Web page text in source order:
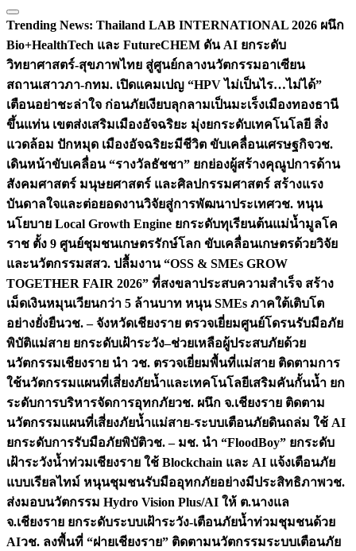
Trending News: Thailand LAB INTERNATIONAL 2026 ผนึก
Bio+HealthTech และ FutureCHEM ดัน AI ยกระดับ
วิทยาศาสตร์-สุขภาพไทย สู่ศูนย์กลางนวัตกรรมอาเซียน
สถานเสาวภา-กทม. เปิดแคมเปญ “HPV ไม่เป็นไร…ไม่ได้”
เตือนอย่าชะล่าใจ ก่อนภัยเงียบลุกลามเป็นมะเร็งเมืองทองธานี
ขึ้นแท่น เขตส่งเสริมเมืองอัจฉริยะ มุ่งยกระดับเทคโนโลยี สิ่ง
แวดล้อม ปักหมุด เมืองอัจฉริยะมีชีวิต ขับเคลื่อนเศรษฐกิจวช.
เดินหน้าขับเคลื่อน “รางวัลธัชชา” ยกย่องผู้สร้างคุณูปการด้าน
สังคมศาสตร์ มนุษยศาสตร์ และศิลปกรรมศาสตร์ สร้างแรง
บันดาลใจและต่อยอดงานวิจัยสู่การพัฒนาประเทศวช. หนุน
นโยบาย Local Growth Engine ยกระดับทุเรียนต้นแม่น้ำมูลโค
ราช ตั้ง 9 ศูนย์ชุมชนเกษตรรักษ์โลก ขับเคลื่อนเกษตรด้วยวิจัย
และนวัตกรรมสสว. ปลื้มงาน “OSS & SMEs GROW
TOGETHER FAIR 2026” ที่สงขลาประสบความสำเร็จ สร้าง
เม็ดเงินหมุนเวียนกว่า 5 ล้านบาท หนุน SMEs ภาคใต้เติบโต
อย่างยั่งยืนวช. – จังหวัดเชียงราย ตรวจเยี่ยมศูนย์โดรนรับมือภัย
พิบัติแม่สาย ยกระดับเฝ้าระวัง–ช่วยเหลือผู้ประสบภัยด้วย
นวัตกรรมเชียงราย นำ วช. ตรวจเยี่ยมพื้นที่แม่สาย ติดตามการ
ใช้นวัตกรรมแผนที่เสี่ยงภัยน้ำและเทคโนโลยีเสริมคันกั้นน้ำ ยก
ระดับการบริหารจัดการอุทกภัยวช. ผนึก จ.เชียงราย ติดตาม
นวัตกรรมแผนที่เสี่ยงภัยน้ำแม่สาย-ระบบเตือนภัยดินถล่ม ใช้ AI
ยกระดับการรับมือภัยพิบัติวช. – มช. นำ “FloodBoy” ยกระดับ
เฝ้าระวังน้ำท่วมเชียงราย ใช้ Blockchain และ AI แจ้งเตือนภัย
แบบเรียลไทม์ หนุนชุมชนรับมืออุทกภัยอย่างมีประสิทธิภาพวช.
ส่งมอบนวัตกรรม Hydro Vision Plus/AI ให้ ต.นางแล
จ.เชียงราย ยกระดับระบบเฝ้าระวัง-เตือนภัยน้ำท่วมชุมชนด้วย
AIวช. ลงพื้นที่ “ฝายเชียงราย” ติดตามนวัตกรรมระบบเตือนภัย